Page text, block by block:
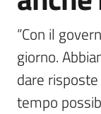
e
Seguici
su
“Con il
giorno.
dare
tempo